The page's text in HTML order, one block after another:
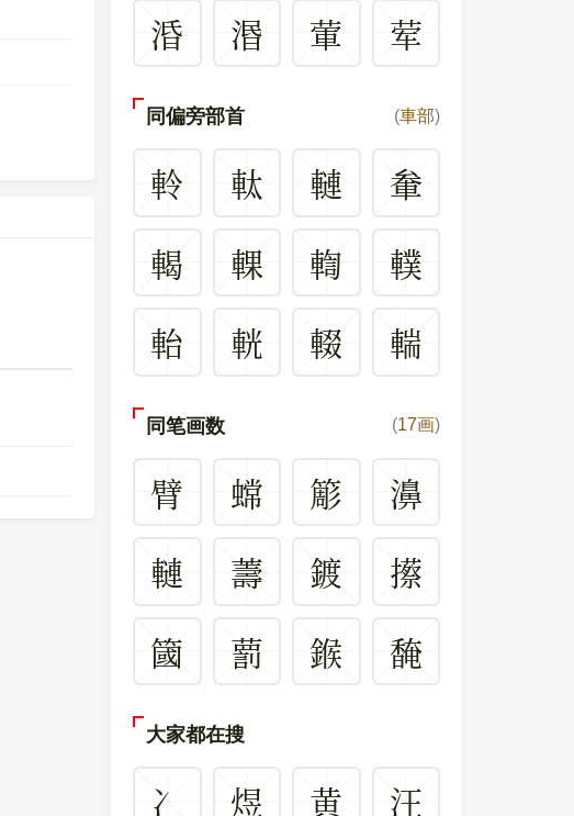
涽
湣 葷 荤
同偏旁部首 (車部)
軨 軚 轋
軬
輵
輠 輷
轐
軩
輄 輟 輲
同笔画数 (17画)
臂 蟐 簓
濞
轋
薵 鍍
攃
簂
藅 鍭 馣
大家都在搜
冫 煜 黄 汪